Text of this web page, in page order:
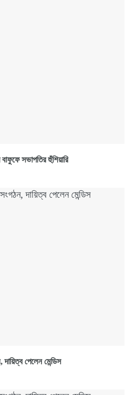
সভাপতির হুঁশিয়ারি
পেলেন মেন্ডিস